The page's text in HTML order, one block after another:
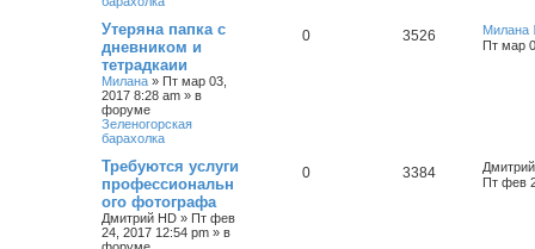
Утеряна папка с
дневником и
тетрадкаии
Милана » Пт мар 03,
2017 8:28 am » в
форуме
Зеленогорская
барахолка
0 3526
Милана
Пт мар
Требуются услуги
профессиональн
ого фотографа
Дмитрий HD » Пт фев
24, 2017 12:54 pm » в
0 3384
Пт фев